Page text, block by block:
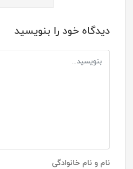
دیدگاه خود را بنویسید
نام و نام خانوادگی